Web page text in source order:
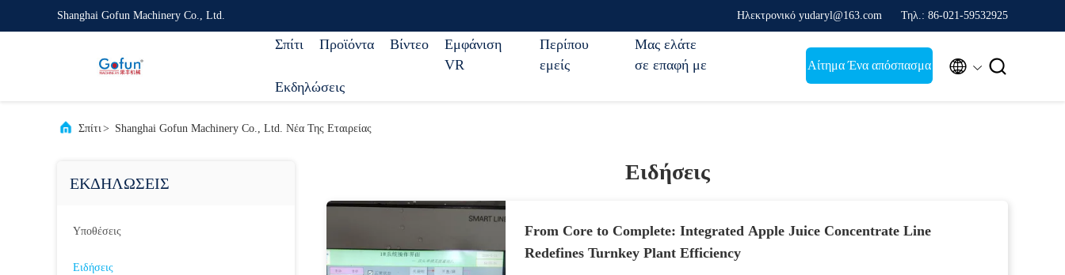
Shanghai Gofun Machinery Co., Ltd. Ηλεκτρονικό yudaryl@163.com Τηλ.: 86-021-59532925
Σπίτι Προϊόντα Βίντεο
Εμφάνιση
VR
Περίπου
εμείς
Μας ελάτε
σε επαφή με
Εκδηλώσεις
Αίτημα Ένα απόσπασμα  
Σπίτι> Shanghai Gofun Machinery Co., Ltd. Νέα Της Εταιρείας
ΕΚΔΗΛΏΣΕΙΣ
Υποθέσεις
Ειδήσεις
Ειδήσεις
From Core to Complete: Integrated Apple Juice Concentrate Line
Redefines Turnkey Plant Efficiency